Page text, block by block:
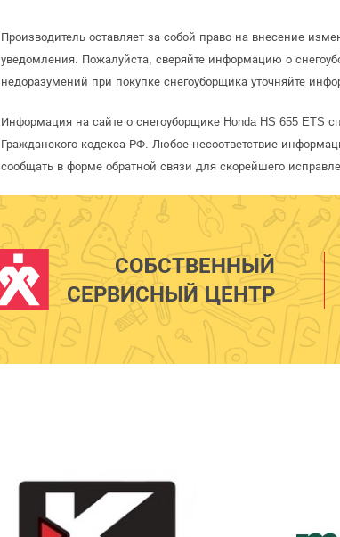
Производитель оставляет за собой право на внесение
уведомления. Пожалуйста, сверяйте информацию о
недоразумений при покупке снегоуборщика уточняйте
Информация на сайте о снегоуборщике Honda HS 655 ETS
Гражданского кодекса РФ. Любое несоответствие
сообщать в форме обратной связи для скорейшего
СОБСТВЕННЫЙ
СЕРВИСНЫЙ ЦЕНТР